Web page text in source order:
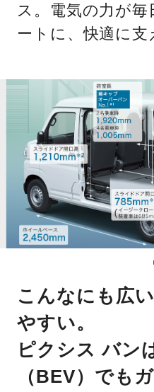
ス。電気の力が
ートに、快適に支
こんなにも広
やすい。
ピクシス バン
（BEV）でも